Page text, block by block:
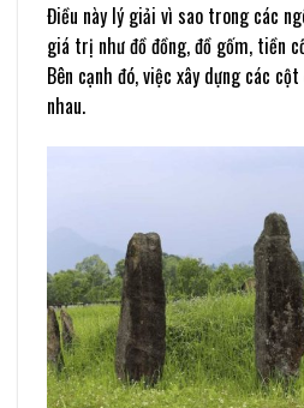
Điều này lý giải vì sao trong các
giá trị như đồ đồng, đồ gốm, tiền
Bên cạnh đó, việc xây dựng các
nhau.